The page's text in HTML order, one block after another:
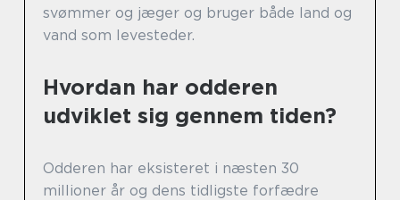
svømmer og jæger og bruger både land og
vand som levesteder.
Hvordan har odderen
udviklet sig gennem tiden?
Odderen har eksisteret i næsten 30
millioner år og dens tidligste forfædre